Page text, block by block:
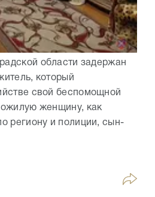
области задержан
который
свой беспомощной
женщину, как
региону и полиции, сын-